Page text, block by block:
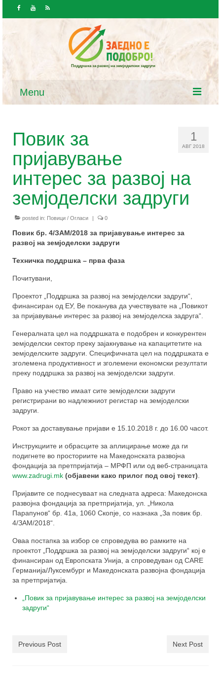
Поддршка за развој на земјоделски задруги
Menu
Вести и јавност
Вести
Повици / Огласи
Ресурси
Закони и програми
Задружни принципи
Корисни линкови
Останати ресурси
Зошто ЗЗ?
Настани
За проектот
Заедно е подобро!
Зајакнати капацитети на чадор
Зголемување на свеста за придобивки
од задругарство
Техничка и финансиска поддршка за
развој на земјоделски задруги
За спроведувачите
За тимот
Публикации
ЧПП
Контакт
1
АВГ 2018
Повик за
пријавување
интерес за развој на
земјоделски задруги
posted in: Повици / Огласи | 0
Повик бр. 4/ЗАМ/2018 за пријавување интерес за
развој на земјоделски задруги
Техничка поддршка – прва фаза
Почитувани,
Проектот „Поддршка за развој на земјоделски задруги“,
финансиран од ЕУ, Ве поканува да учествувате на „Повикот
за пријавување интерес за развој на земјоделска задруга“.
Генералната цел на поддршката е подобрен и конкурентен
земјоделски сектор преку зајакнување на капацитетите на
земјоделските задруги. Специфичната цел на поддршката е
зголемена продуктивност и зголемени економски резултати
преку поддршка за развој на земјоделски задруги.
Право на учество имаат сите земјоделски задруги
регистрирани во надлежниот регистар на земјоделски
задруги.
Рокот за доставување пријави е 15.10.2018 г. до 16.00 часот.
Инструкциите и обрасците за аплицирање може да ги
подигнете во просториите на Македонската развојна
фондација за претпријатија – МРФП или од веб-страницата
www.zadrugi.mk (објавени како прилог под овој текст)
Пријавите се поднесуваат на следната адреса: Македонска
развојна фондација за претпријатија, ул. „Никола
Парапунов“ бр. 41a, 1060 Скопје, со назнака „За повик бр.
4/ЗАМ/2018“.
Оваа постапка за избор се спроведува во рамките на
проектот „Поддршка за развој на земјоделски задруги“ кој е
финансиран од Европската Унија, а спроведуван од CARE
Германија/Луксембург и Македонската развојна фондација
за претпријатија.
„Повик за пријавување интерес за развој на земјоделски
задруги“
Previous Post Next Post